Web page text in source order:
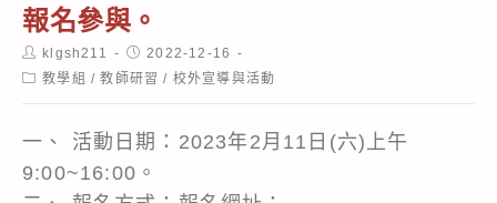
報名參與。
Post
author:
klgsh211
Post
published:
2022-12-16
Post教學組 / 教師研習 / 校外宣導與活動
一、 活動日期：2023年2月11日(六)上午
9:00~16:00。